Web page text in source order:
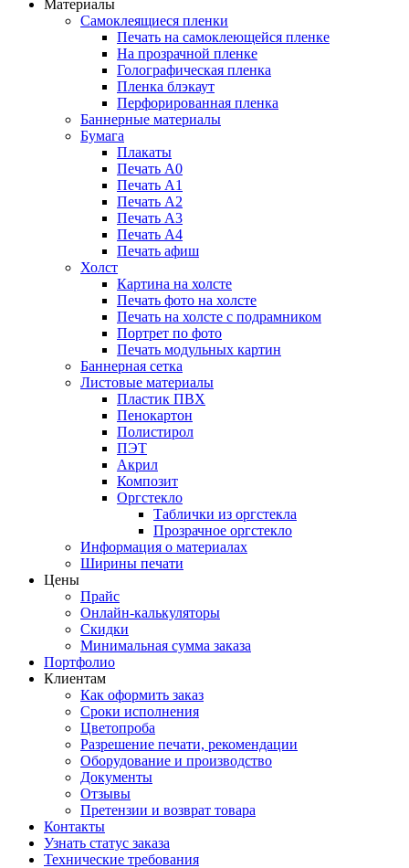
Материалы
Самоклеящиеся пленки
Печать на самоклеющейся пленке
На прозрачной пленке
Голографическая пленка
Пленка блэкаут
Перфорированная пленка
Баннерные материалы
Бумага
Плакаты
Печать А0
Печать А1
Печать А2
Печать А3
Печать А4
Печать афиш
Холст
Картина на холсте
Печать фото на холсте
Печать на холсте с подрамником
Портрет по фото
Печать модульных картин
Баннерная сетка
Листовые материалы
Пластик ПВХ
Пенокартон
Полистирол
ПЭТ
Акрил
Композит
Оргстекло
Таблички из оргстекла
Прозрачное оргстекло
Информация о материалах
Ширины печати
Цены
Прайс
Онлайн-калькуляторы
Скидки
Минимальная сумма заказа
Портфолио
Клиентам
Как оформить заказ
Сроки исполнения
Цветопроба
Разрешение печати, рекомендации
Оборудование и производство
Документы
Отзывы
Претензии и возврат товара
Контакты
Узнать статус заказа
Технические требования